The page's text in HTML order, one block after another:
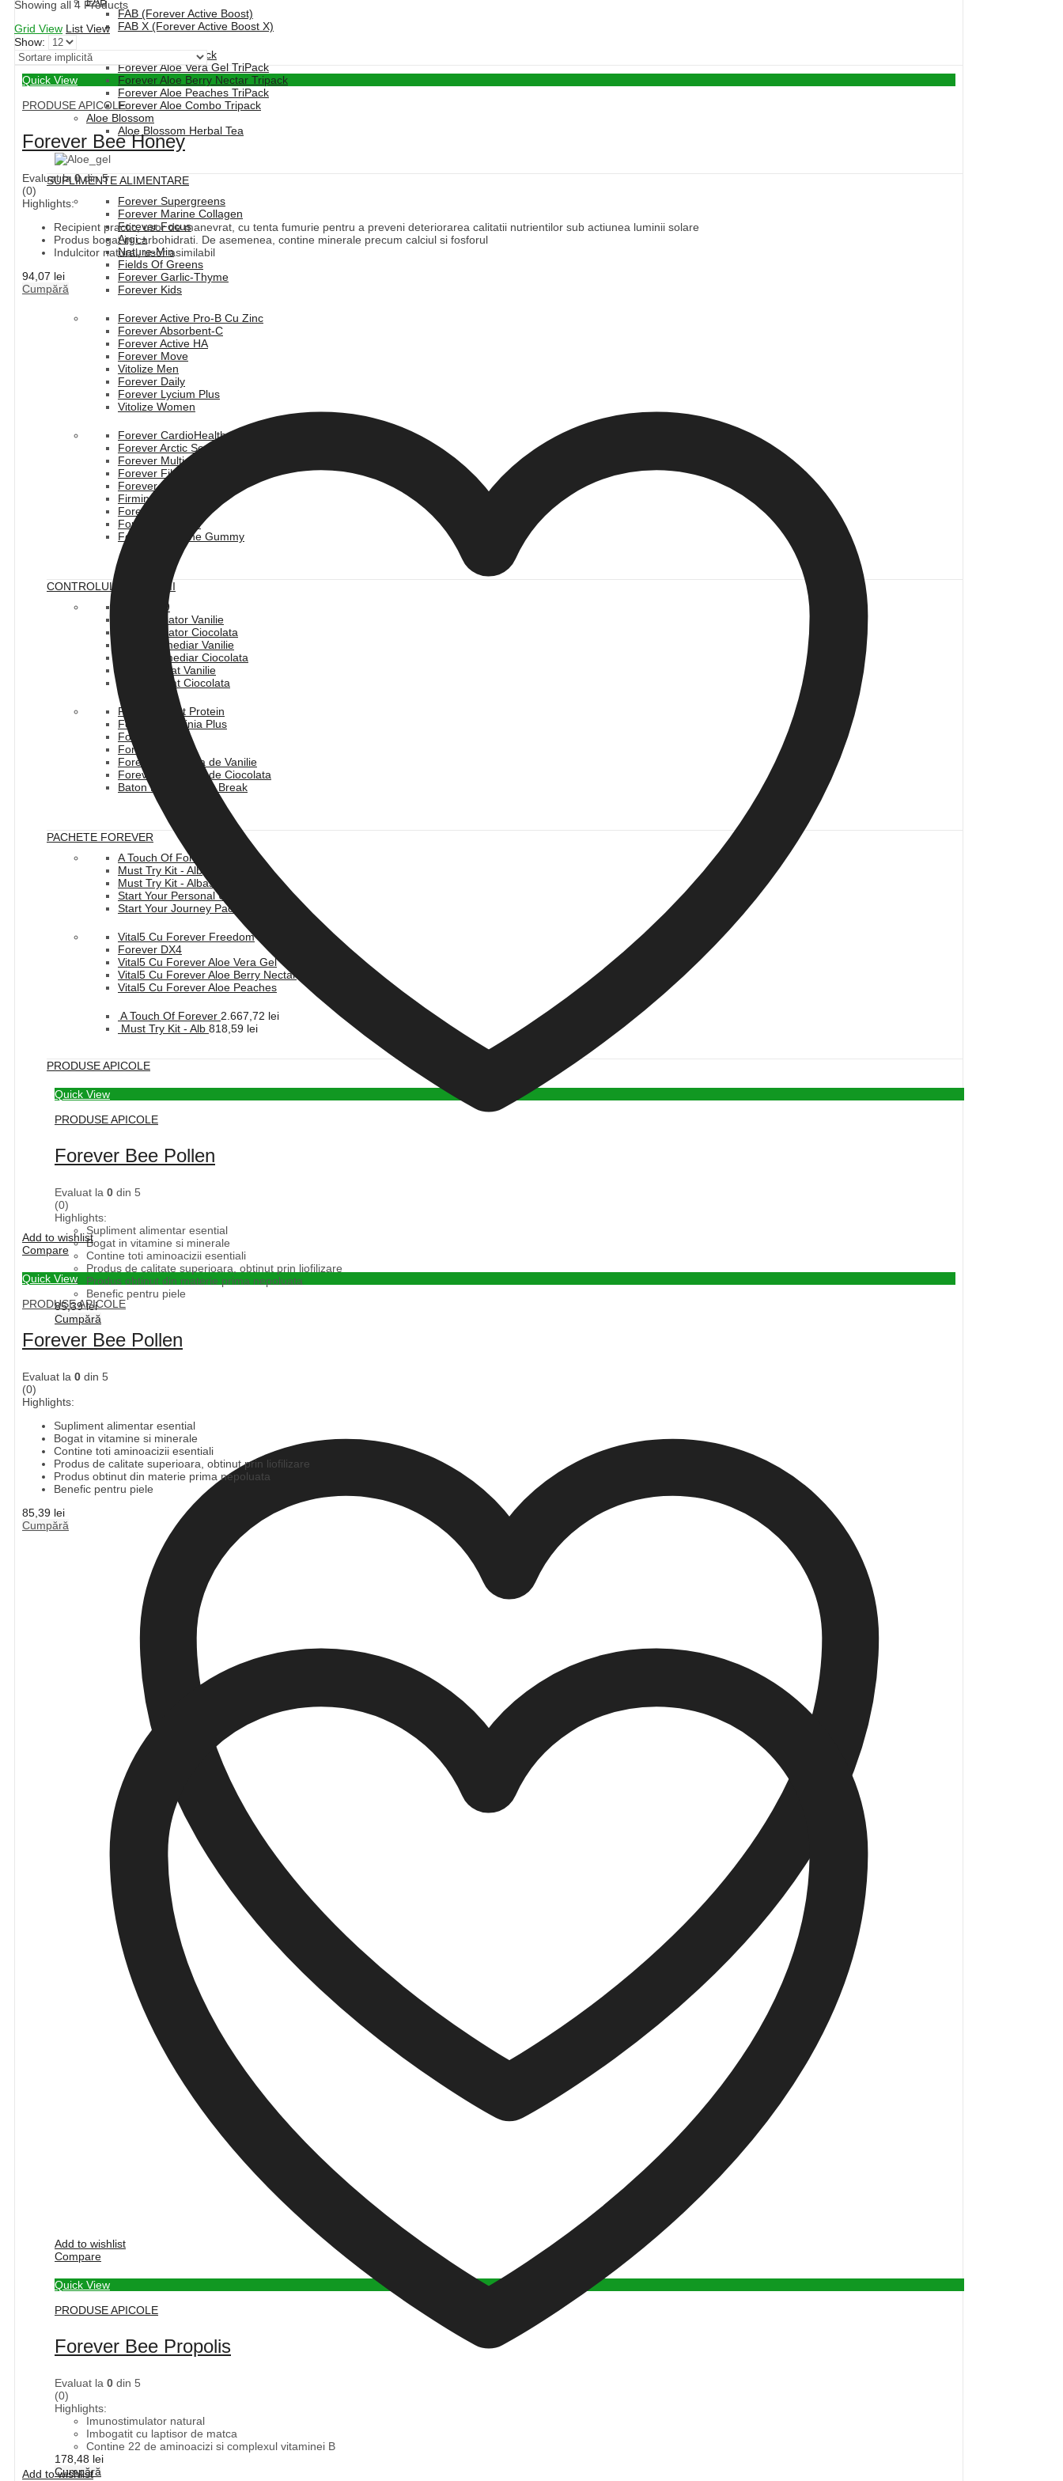
FAB (Forever Active Boost)
FAB X (Forever Active Boost X)
Forever Aloe Vera TriPack
Forever Aloe Vera Gel TriPack
Forever Aloe Berry Nectar Tripack
Forever Aloe Peaches TriPack
Forever Aloe Combo Tripack
Aloe Blossom
Aloe Blossom Herbal Tea
SUPLIMENTE ALIMENTARE
Forever Supergreens
Forever Marine Collagen
Forever Focus
Argi +
Nature-Min
Fields Of Greens
Forever Garlic-Thyme
Forever Kids
Forever Active Pro-B Cu Zinc
Forever Absorbent-C
Forever Active HA
Forever Move
Vitolize Men
Forever Daily
Forever Lycium Plus
Vitolize Women
Forever CardioHealth
Forever Arctic Sea
Forever Multi-Maca
Forever Fiber
Forever ImmuBlend
Firming Complex
Forever IVision
Forever Calcium
Forever Immune Gummy
CONTROLUL GREUTATII
Pachet C9
F15 Incepator Vanilie
F15 Incepator Ciocolata
F15 Intermediar Vanilie
F15 Intermediar Ciocolata
F15 Avansat Vanilie
F15 Avansat Ciocolata
Forever Plant Protein
Forever Garcinia Plus
Forever Lean
Forever Therm
Forever Lite Ultra de Vanilie
Forever Lite Ultra de Ciocolata
Baton Forever Fast Break
PACHETE FOREVER
A Touch Of Forever
Must Try Kit - Alb
Must Try Kit - Albastru
Start Your Personal Use Pack
Start Your Journey Pack
Vital5 Cu Forever Freedom
Forever DX4
Vital5 Cu Forever Aloe Vera Gel
Vital5 Cu Forever Aloe Berry Nectar
Vital5 Cu Forever Aloe Peaches
A Touch Of Forever 2.667,72 lei
Must Try Kit - Alb 818,59 lei
PRODUSE APICOLE
Quick View
PRODUSE APICOLE
Forever Bee Pollen
Evaluat la 0 din 5
(0)
Highlights:
Supliment alimentar esential
Bogat in vitamine si minerale
Contine toti aminoacizii esentiali
Produs de calitate superioara, obtinut prin liofilizare
Produs obtinut din materie prima nepoluata
Benefic pentru piele
85,39lei
Cumpără
Add to wishlist
Compare
Quick View
PRODUSE APICOLE
Forever Bee Propolis
Evaluat la 0 din 5
(0)
Highlights:
Imunostimulator natural
Imbogatit cu laptisor de matca
Contine 22 de aminoacizi si complexul vitaminei B
178,48 lei
Cumpără
Showing all 4 Products
Grid View List View
Show:
Quick View
PRODUSE APICOLE
Forever Bee Honey
Evaluat la 0din 5
(0)
Highlights:
Recipient practic, usor de manevrat, cu tenta fumurie pentru a preveni deteriorarea calitatii nutrientilor sub actiunea luminii solare
Produs bogat in carbohidrati. De asemenea, contine minerale precum calciul si fosforul
Indulcitor natural, usor asimilabil
94,07 lei
Cumpără
Add to wishlist
Compare
Quick View
PRODUSE APICOLE
Forever Bee Pollen
Evaluat la 0 din 5
(0)
Highlights:
Supliment alimentar esential
Bogat in vitamine si minerale
Contine toti aminoacizii esentiali
Produs de calitate superioara, obtinut prin liofilizare
Produs obtinut din materie prima nepoluata
Benefic pentru piele
85,39 lei
Cumpără
Add to wishlist